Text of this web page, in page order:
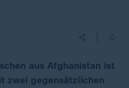
aus Afghanistan ist
zwei gegensätzlichen